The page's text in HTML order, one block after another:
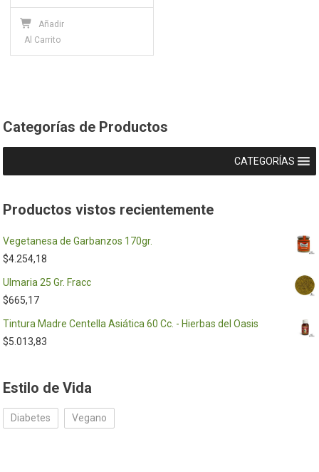
Añadir
Al Carrito
Categorías de Productos
CATEGORÍAS
Productos vistos recientemente
Vegetanesa de Garbanzos 170gr.
$4.254,18
Ulmaria 25 Gr. Fracc
$665,17
Tintura Madre Centella Asiática 60 Cc. - Hierbas del Oasis
$5.013,83
Estilo de Vida
Diabetes Vegano